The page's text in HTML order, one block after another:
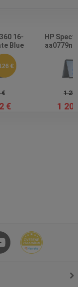
16-
Blue
€
€
€
HP
1
1